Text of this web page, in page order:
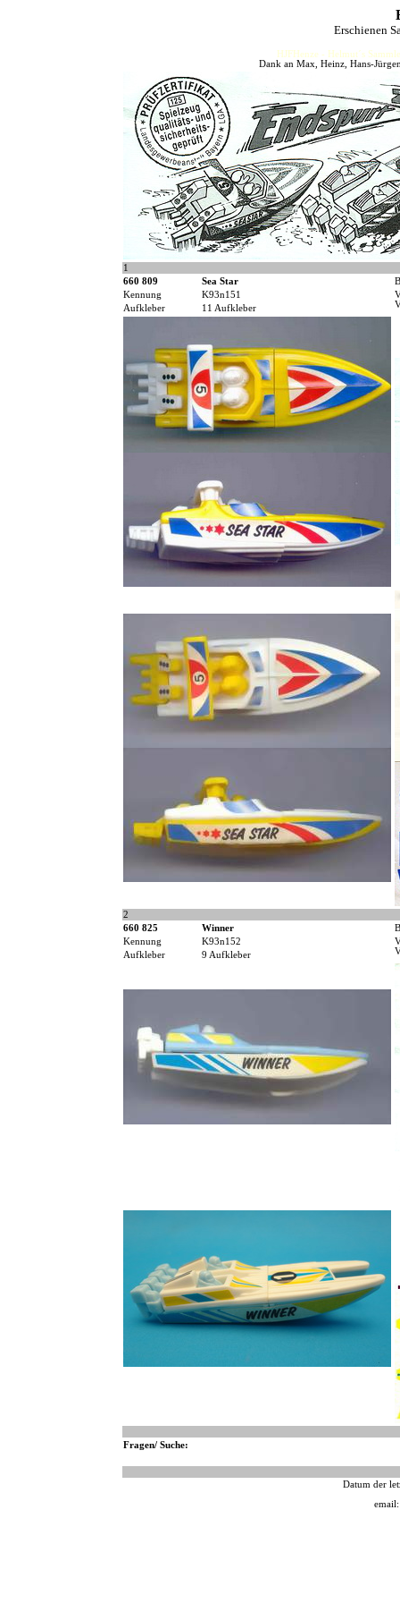
Erschienen
HJFHenze - Helmut´s
Dank an Max, Heinz, Hans-
1
660 809
Sea Star
Kennung
K93n151
Aufkleber 11 Aufkleber
2
660 825
Winner
Kennung
K93n152
Aufkleber 9 Aufkleber
Fragen/ Suche:
Datum der